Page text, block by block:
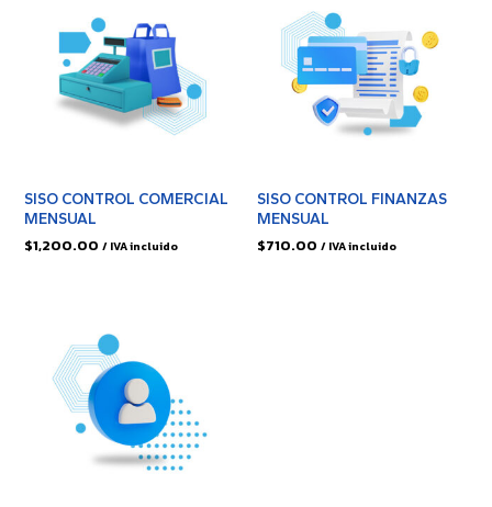
SISO CONTROL COMERCIAL
MENSUAL
$1,200.00 / IVA incluido
SISO CONTROL FINANZAS
MENSUAL
$710.00 / IVA incluido